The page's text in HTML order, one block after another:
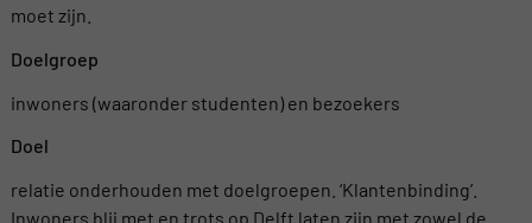
moet zijn.
Doelgroep
inwoners (waaronder studenten) en bezoekers
Doel
relatie onderhouden met doelgroepen. ‘Klantenbinding’.
Inwoners blij met en trots op Delft laten zijn met zowel de